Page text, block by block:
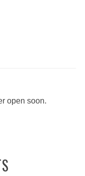
open soon.